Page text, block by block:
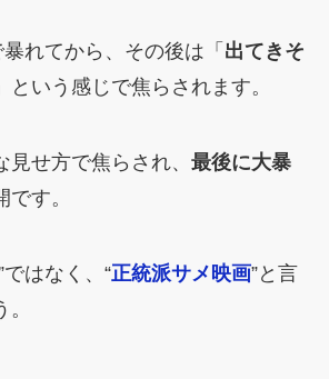
暴れてから、その後は「 出てきそ
という感じで焦らされます。
見せ方で焦らされ、 最後に大暴
です。
ではなく、“正統派サメ映画”と言